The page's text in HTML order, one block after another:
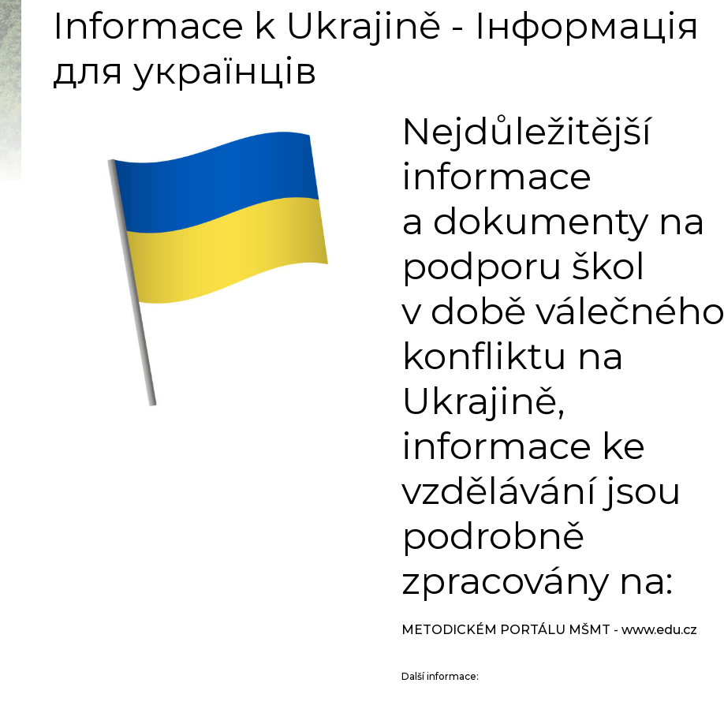
Informace k Ukrajině - Інформація
для українців
Nejdůležitější
informace
a dokumenty na
podporu škol
v době válečného
konfliktu na
Ukrajině,
informace ke
vzdělávání jsou
podrobně
zpracovány na:
METODICKÉM PORTÁLU MŠMT - www.edu.cz
Další informace: